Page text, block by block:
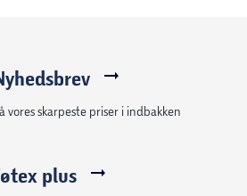
vores skarpeste priser i indbakken
plus